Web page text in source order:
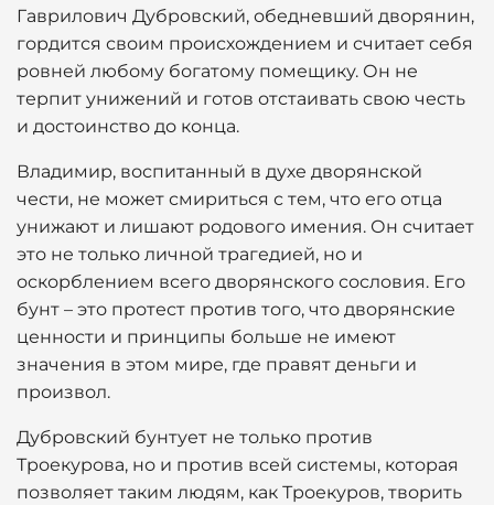
Гаврилович Дубровский, обедневший дворянин,
гордится своим происхождением и считает себя
ровней любому богатому помещику. Он не
терпит унижений и готов отстаивать свою честь
и достоинство до конца.
Владимир, воспитанный в духе дворянской
чести, не может смириться с тем, что его отца
унижают и лишают родового имения. Он считает
это не только личной трагедией, но и
оскорблением всего дворянского сословия. Его
бунт – это протест против того, что дворянские
ценности и принципы больше не имеют
значения в этом мире, где правят деньги и
произвол.
Дубровский бунтует не только против
Троекурова, но и против всей системы, которая
позволяет таким людям, как Троекуров, творить